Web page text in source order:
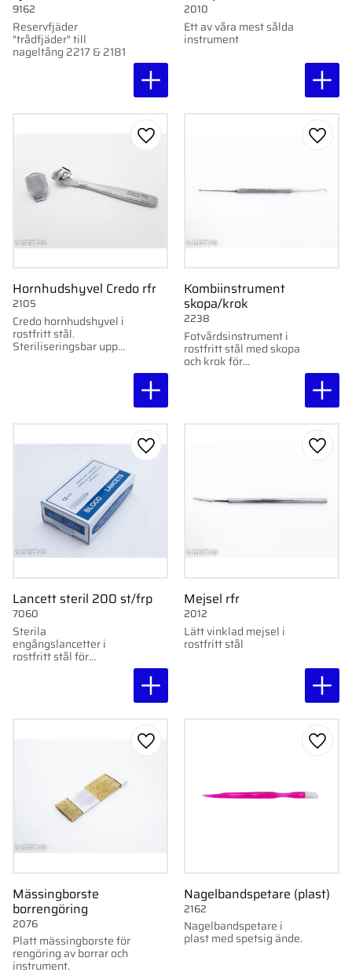
Reservfjäder
"trådfjäder" till
nageltång 2217 & 2181
9162
Ett av våra mest sålda
instrument
2010
Hornhudshyvel Credo rfr
Credo hornhudshyvel i
rostfritt stål.
Steriliseringsbar upp
2105
Lägg till i favoriter
Kombiinstrument
skopa/krok
Fotvårdsinstrument i
rostfritt stål med skopa
och krok för
2238
Lägg
Lancett steril 200 st/frp
Sterila
engångslancetter i
rostfritt stål för
7060
Lägg till i favoriter
Mejsel rfr
Lätt vinklad mejsel i
rostfritt stål
2012
Lägg
Mässingborste
borrengöring
Platt mässingborste för
rengöring av borrar och
instrument.
2076
Lägg till i favoriter
Nagelbandspetare (plast)
Nagelbandspetare i
plast med spetsig ände.
2162
Lägg